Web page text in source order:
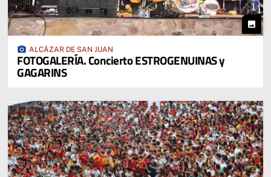
photo
photo_camera ALCÁZAR DE SAN JUAN
FOTOGALERÍA. Concierto ESTROGENUINAS y
GAGARINS